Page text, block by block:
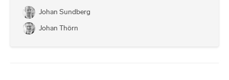
Johan Sundberg
Johan Thörn